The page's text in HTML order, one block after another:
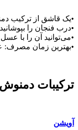
•یک قاشق از ترکیب
•درب فنجان را بپوشانید و اجازه دهید
•می‌توانید آن را با
•بهترین زمان مصرف:
ترکیبات دمنوش
آویشن